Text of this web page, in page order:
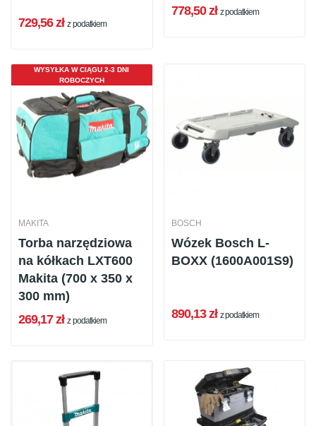
729,56 zł z podatkiem
778,50 zł z podatkiem
WYSYŁKA W CIĄGU 2-3 DNI
ROBOCZYCH
MAKITA
Torba narzędziowa
na kółkach LXT600
Makita (700 x 350 x
300 mm)
269,17 zł z podatkiem
BOSCH
Wózek Bosch L-
BOXX (1600A001S9)
890,13 zł z podatkiem